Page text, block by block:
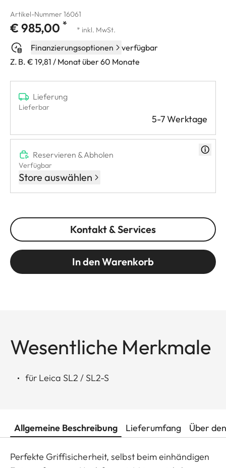
Artikel-Nummer 16061
€ 985,00 * * inkl. MwSt.
Finanzierungsoptionen
verfügbar
Z. B. € 19,81 / Monat über 60 Monate
Lieferung
Lieferbar
5-7 Werktage
Reservieren & Abholen
Verfügbar
Store auswählen
Kontakt & Services
In den Warenkorb
Wesentliche Merkmale
für Leica SL2 / SL2-S
Allgemeine Beschreibung Lieferumfang Über
Perfekte Griffisicherheit, selbst beim einhändigen